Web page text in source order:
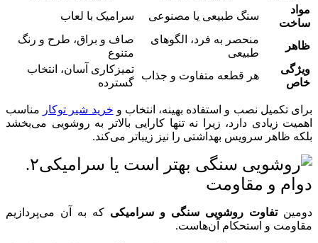
مواد
ساخت
سنگ طبیعی یا مصنوعی سرامیک با لعاب
ظاهر
منحصر به فرد، الگوهای
طبیعی
صاف و براق، طرح و رنگ
متنوع
ویژگی
خاص
هر قطعه متفاوت و جذاب
تمیزکاری آسان، انتخاب
گسترده
برای تکمیل نصب و استفاده بهینه، انتخاب و خرید شیر توکار مناسب
اهمیت زیادی دارد، زیرا نه تنها کارایی بالاتر به روشویی می‌بخشد
بلکه ظاهر سرویس بهداشتی را نیز زیباتر می‌کند.
۲.
دوام و مقاومت
دومینتفاوت روشویی سنگی و سرامیکی که به آن می‌پردازیم
مقاومت و استحکام آن‌هاست.